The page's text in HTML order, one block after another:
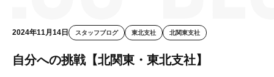
2024年11月14日 スタッフブログ 東北支社 北関東支社
自分への挑戦【北関東・東北支社】